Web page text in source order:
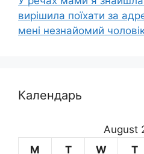
вирішила поїхати за
мені незнайомий
Календарь
August
M
T W T